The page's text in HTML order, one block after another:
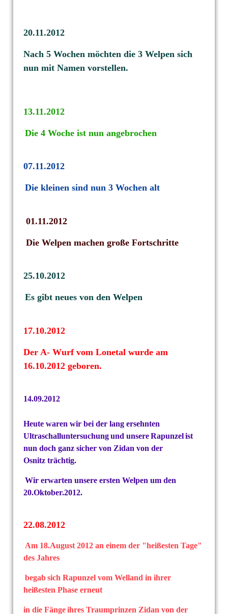
20.11.2012
Nach 5 Wochen möchten die 3 Welpen sich
nun mit Namen vorstellen.
13.11.2012
Die 4 Woche ist nun angebrochen
07.11.2012
Die kleinen sind nun 3 Wochen alt
01.11.2012
Die Welpen machen große Fortschritte
25.10.2012
Es gibt neues von den Welpen
17.10.2012
Der A- Wurf vom Lonetal wurde am
16.10.2012 geboren.
14.09.2012
Heute waren wir bei der lang ersehnten
Ultraschalluntersuchungund unsereRapunzelist
nun doch ganz sicher von Zidan von der
Osnitz trächtig.
Wir erwarten unsere ersten Welpen um den
20.Oktober.2012.
22.08.2012
Am 18.August 2012 an einem der "heißesten Tage"
des Jahres
begabsich Rapunzel vom Welland in ihrer
heißesten Phase erneut
in die Fängeihres Traumprinzen Zidan von der